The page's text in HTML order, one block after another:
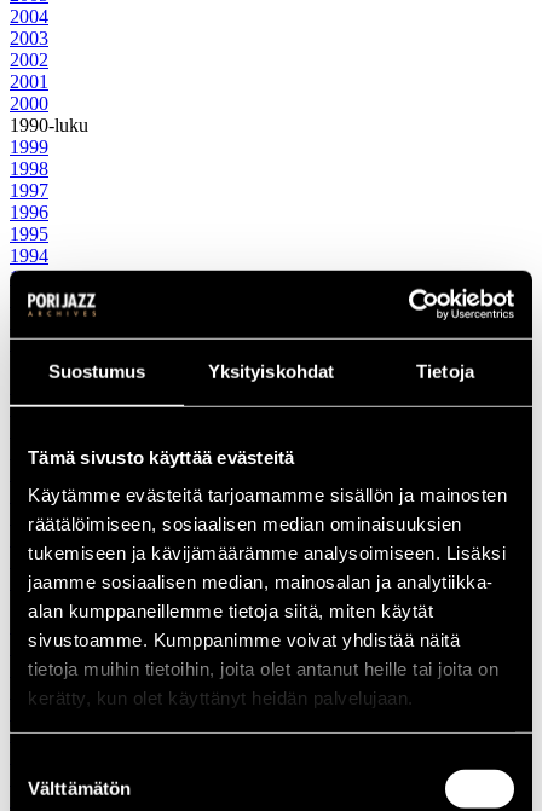
Suostumus Yksityiskohdat Tietoja
Tämä sivusto käyttää evästeitä
Käytämme evästeitä tarjoamamme sisällön ja mainosten
räätälöimiseen, sosiaalisen median ominaisuuksien
tukemiseen ja kävijämäärämme analysoimiseen. Lisäksi
jaamme sosiaalisen median, mainosalan ja analytiikka-
alan kumppaneillemme tietoja siitä, miten käytät
sivustoamme. Kumppanimme voivat yhdistää näitä
tietoja muihin tietoihin, joita olet antanut heille tai joita on
kerätty, kun olet käyttänyt heidän palvelujaan.
valinta
Välttämätön
2004
2003
2002
2001
2000
1990-luku
1999
1998
1997
1996
1995
1994
1993
1992
1991
1990
1980-luku
1988
1986
1984
1983
1981
1980
1970-luku
1978
1977
1976
1974
1972
1971